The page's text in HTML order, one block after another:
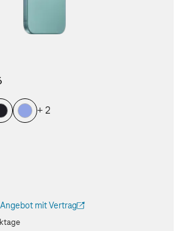
+ 2
mit Vertrag
neuen Tab geöffnet)